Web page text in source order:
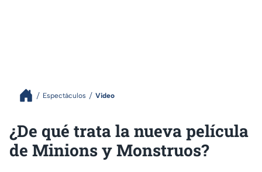
Espectáculos Video
¿De qué trata la nueva película
de Minions y Monstruos?